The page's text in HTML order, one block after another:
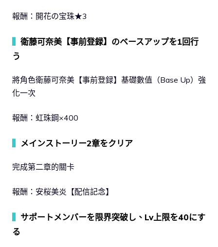
報酬：開花の宝珠★3
衛藤可奈美【事前登録】のベースアップを1回行
う
將角色衛藤可奈美【事前登録】基礎數值（Base Up）強
化一次
報酬：虹珠鋼×400
メインストーリー2章をクリア
完成第二章的關卡
報酬：安桜美炎【配信記念】
サポートメンバーを限界突破し、Lv上限を40にす
る